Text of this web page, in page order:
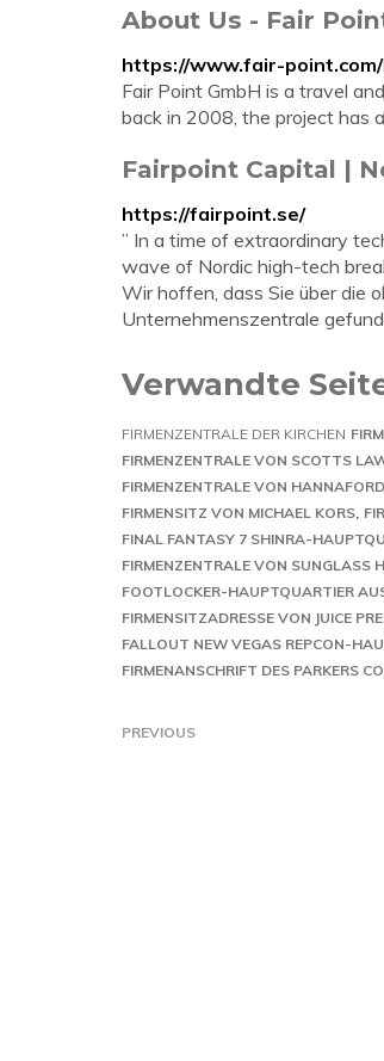
About Us - Fair
https://www.fair-
Fair Point GmbH is a travel
back in 2008, the project has
Fairpoint Capital |
https://fairpoint.se/
” In a time of extraordinary
wave of Nordic high-tech
Wir hoffen, dass Sie über die
Unternehmenszentrale
Verwandte
FIRMENZENTRALE DER KIRCHEN
FIRMENZENTRALE VON SCOTTS
FIRMENZENTRALE VON
FIRMENSITZ VON MICHAEL KORS
FINAL FANTASY 7 SHINRA-
FIRMENZENTRALE VON SUNGLASS
FOOTLOCKER-HAUPTQUARTIER
FIRMENSITZADRESSE VON JUICE
FALLOUT NEW VEGAS REPCON-
FIRMENANSCHRIFT DES PARKERS
PREVIOUS